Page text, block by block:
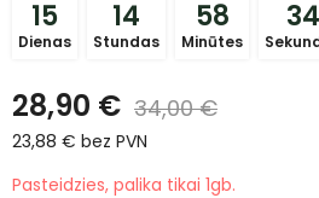
15
Dienas
14
Stundas
58
Minūtes
33
28,90 € 34,00€
23,88 € bez PVN
Pasteidzies, palika tikai 1gb.